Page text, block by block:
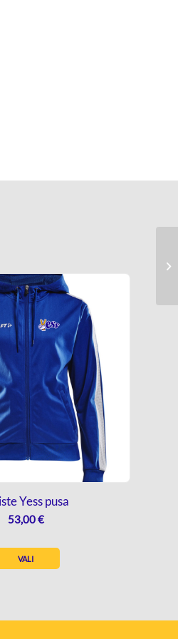
Yess pusa
53,00€
VALI